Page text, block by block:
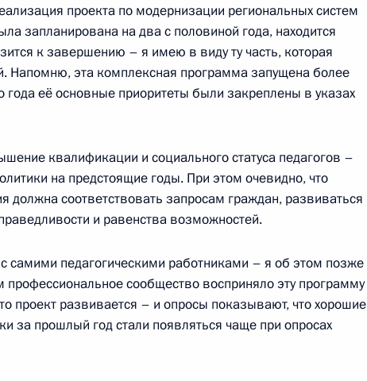
по вопросу реализации
политики
проекта по модернизации региональных систем
запланирована на два с половиной года, находится
к завершению – я имею в виду ту часть, которая
Напомню, эта комплексная программа запущена более
года её основные приоритеты были закреплены в указах
квалификации и социального статуса педагогов –
на предстоящие годы. При этом очевидно, что
должна соответствовать запросам граждан, развиваться
и равенства возможностей.
с самими педагогическими работниками – я об этом позже
профессиональное сообщество восприняло эту программу
проект развивается – и опросы показывают, что хорошие
за прошлый год стали появляться чаще при опросах